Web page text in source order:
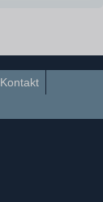
Kontakt